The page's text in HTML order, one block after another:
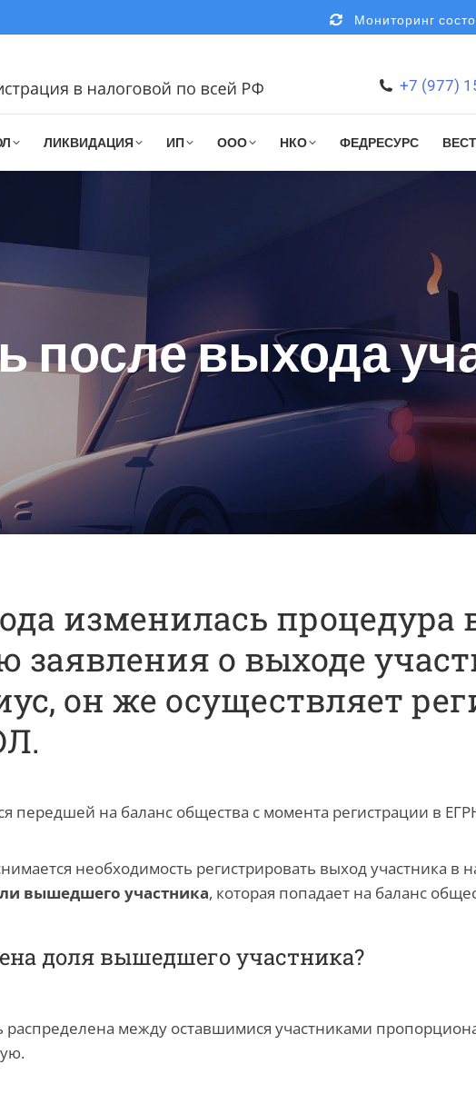
Мониторинг
+7 (977)
ЛИКВИДАЦИЯ ИП ООО НКО ФЕДРЕСУРС
после выхода
изменилась
заявления о выходе
он же осуществляет
передшей на баланс общества с момента регистрации в
необходимость регистрировать выход участника в
вышедшего участника, которая попадает на баланс
доля вышедшего участника?
между оставшимися участниками